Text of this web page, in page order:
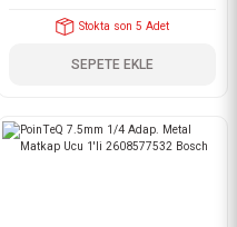
Stokta son 5 Adet
SEPETE EKLE